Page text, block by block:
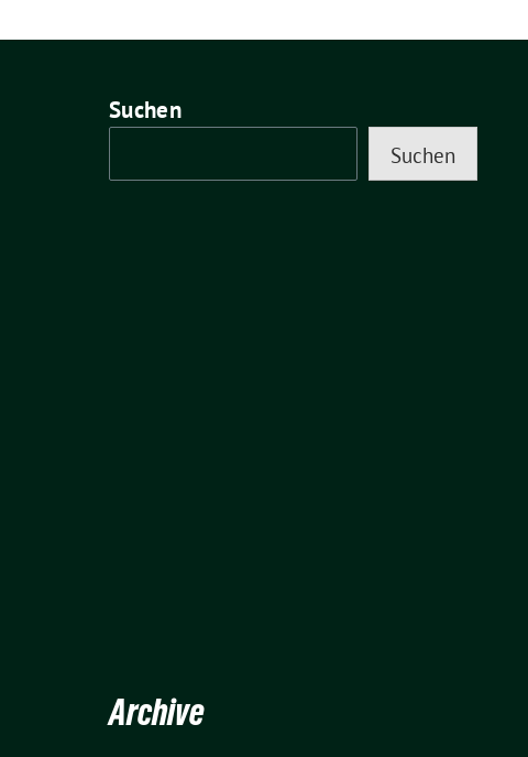
Suchen
Suchen
Archive